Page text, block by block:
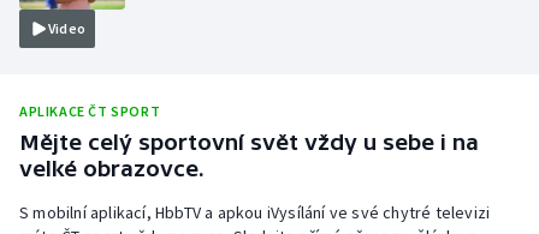
Parasport
Plážový volejbal
Ragby
Video
APLIKACE ČT SPORT
Mějte celý sportovní svět vždy u sebe i na
velké obrazovce.
S mobilní aplikací, HbbTV a apkou iVysílání ve své chytré televizi